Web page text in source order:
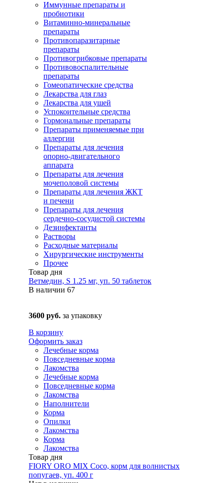
Иммунные препараты и
пробиотики
Витаминно-минеральные
препараты
Противопаразитарные
препараты
Противогрибковые препараты
Противовоспалительные
препараты
Гомеопатические средства
Лекарства для глаз
Лекарства для ушей
Успокоительные средства
Гормональные препараты
Препараты применяемые при
аллергии
Препараты для лечения
опорно-двигательного
аппарата
Препараты для лечения
мочеполовой системы
Препараты для лечения ЖКТ
и печени
Препараты для лечения
сердечно-сосудистой системы
Дезинфектанты
Растворы
Расходные материалы
Хирургические инструменты
Прочее
Товар дня
Ветмедин, S 1.25 мг, уп. 50 таблеток
В наличии 67
3600 руб. за упаковку
В корзину
Оформить заказ
Лечебные корма
Повседневные корма
Лакомства
Лечебные корма
Повседневные корма
Лакомства
Наполнители
Корма
Опилки
Лакомства
Корма
Лакомства
Товар дня
FIORY ORO MIX Coco, корм для волнистых
попугаев, уп. 400 г